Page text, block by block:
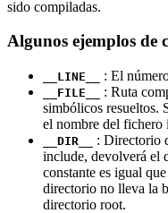
sido compiladas.
Algunos ejemplos de
__LINE__ : El
__FILE__
: Ruta
simbólicos resueltos.
el nombre del fichero
__DIR__
: Directorio
include, devolverá el
constante es igual que
directorio no lleva la
directorio root.